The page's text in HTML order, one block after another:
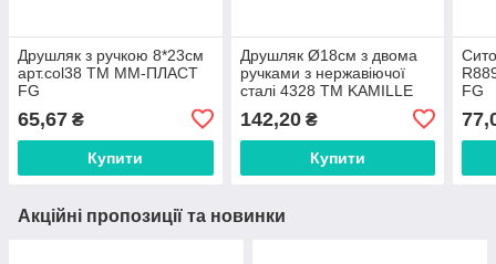
Друшляк з ручкою 8*23см
арт.col38 ТМ ММ-ПЛАСТ
FG
65,67 ₴
Купити
Друшляк Ø18см з двома
ручками з нержавіючої
cталі 4328 ТМ KAMILLE
142,20₴
Купити
FG
Акційні пропозиції та новинки